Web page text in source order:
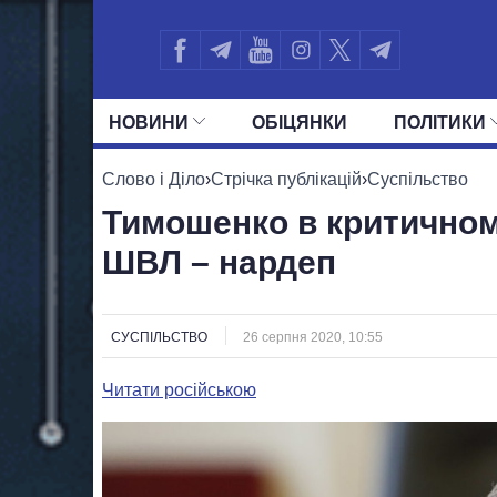
НОВИНИ ОБIЦЯНКИ ПОЛIТИКИ
УСІ ПОЛІТИКИ ПРЕЗИДЕНТ І ОФІС
Слово і Діло›Стрічка публікацій›Суспільство
Тимошенко в
ШВЛ – нардеп
СУСПІЛЬСТВО 26 серпня 2020, 10:55
Читати російською